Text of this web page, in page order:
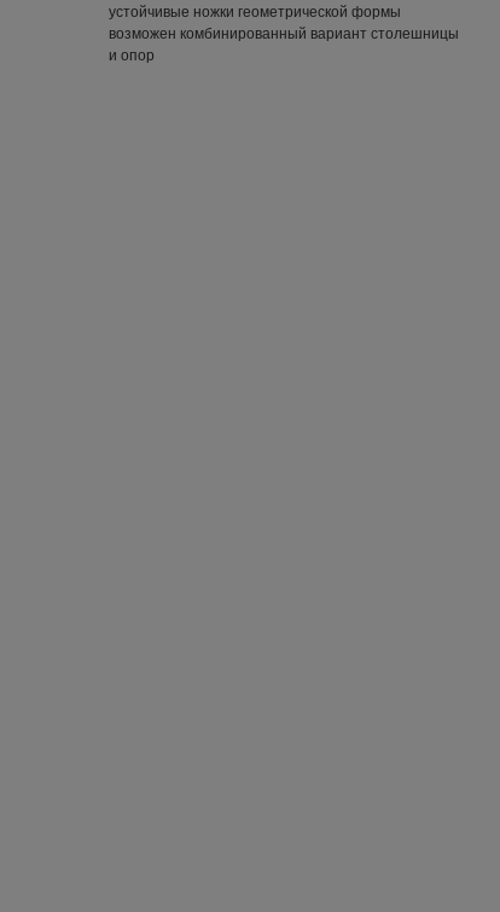
устойчивые ножки геометрической формы
возможен комбинированный вариант столешницы
и опор